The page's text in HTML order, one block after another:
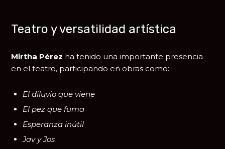
Teatro y versatilidad artística
Mirtha Pérez ha tenido una importante presencia
en el teatro, participando en obras como:
El diluvio que viene
El pez que fuma
Esperanza inútil
Jav y Jos